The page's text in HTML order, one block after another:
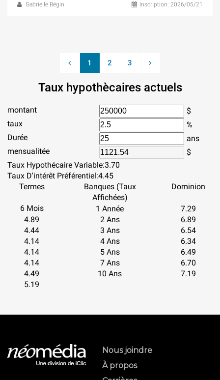
Gabrielle Bégin Inscription: 2026/05/21
1 2 3
Taux hypothècaires actuels
montant
$
taux
%
Durée
ans
mensualitée
$
Taux Hypothécaire Variable:3.70
Taux D'intérêt Préférentiel:4.45
Termes
Banques (Taux
Affichées)
Dominion
6 Mois 1 Année
7.29
4.89
2 Ans
6.89
4.44
3 Ans
6.54
4.14
4 Ans
6.34
4.14
5 Ans
6.49
4.14
7 Ans
6.70
4.49
10 Ans
7.19
5.19
Nous joindre
À propos